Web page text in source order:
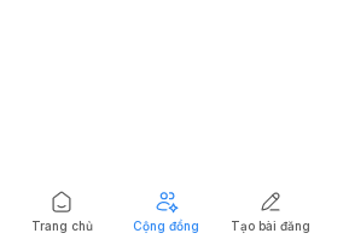
Trang chủ Cộng đồng Tạo bài đăng